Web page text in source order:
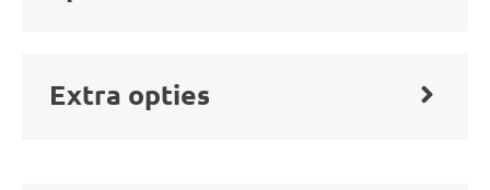
Extra opties